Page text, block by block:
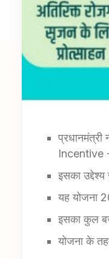
प्रधानमंत्री
Incentive -
इसका
यह योजना
इसका कुल
योजना के